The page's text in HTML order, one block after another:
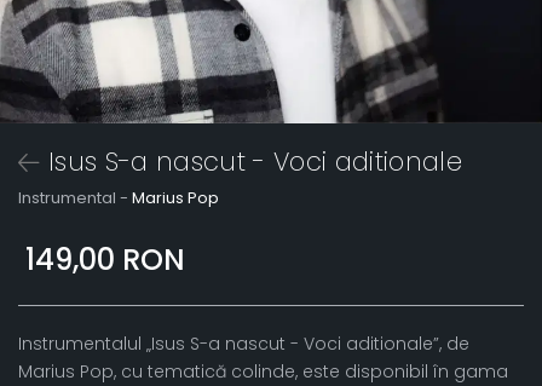
Isus S-a nascut - Voci aditionale
Instrumental - Marius Pop
149,00 RON
Instrumentalul „Isus S-a nascut - Voci aditionale”, de
Marius Pop, cu tematică colinde, este disponibil în gama